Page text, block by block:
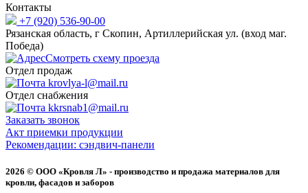
Контакты
+7 (920) 536-90-00
Рязанская область, г Скопин, Артиллерийская ул. (вход маг.
Победа)
Смотреть схему проезда
Отдел продаж
krovlya-l@mail.ru
Отдел снабжения
kkrsnab1@mail.ru
Заказать звонок
Акт приемки продукции
Рекомендации: сэндвич-панели
2026 © ООО «Кровля Л» - производство и продажа материалов для
кровли, фасадов и заборов